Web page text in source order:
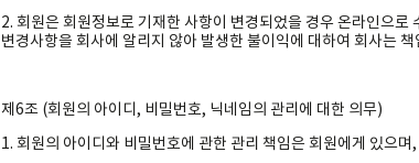
2. 회원은 회원정보로 기재한 사항이 변경되었을 경우 온라인으
변경사항을 회사에 알리지 않아 발생한 불이익에 대하여 회사는
제6조 (회원의 아이디, 비밀번호, 닉네임의 관리에 대한 의무)
1. 회원의 아이디와 비밀번호에 관한 관리 책임은 회원에게 있으